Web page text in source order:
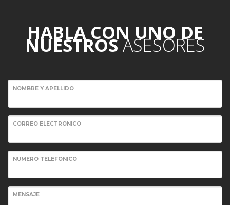
HABLA CON UNO DE
NUESTROSASESORES
NOMBRE Y APELLIDO
CORREO ELECTRONICO
NUMERO TELEFONICO
MENSAJE